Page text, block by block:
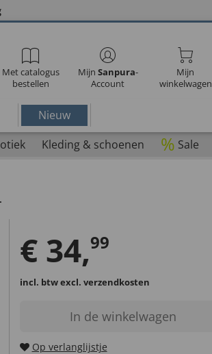
Met catalogus
bestellen
Mijn Sanpura-
Account
Mijn
winkelwagen
Nieuw
Kleding & schoenen % Sale
€ 34,99
incl. btwexcl. verzendkosten
In de winkelwagen
Op verlanglijstje